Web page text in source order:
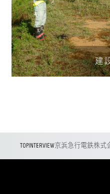
建
TOPINTERVIEW京浜急行電鉄株式